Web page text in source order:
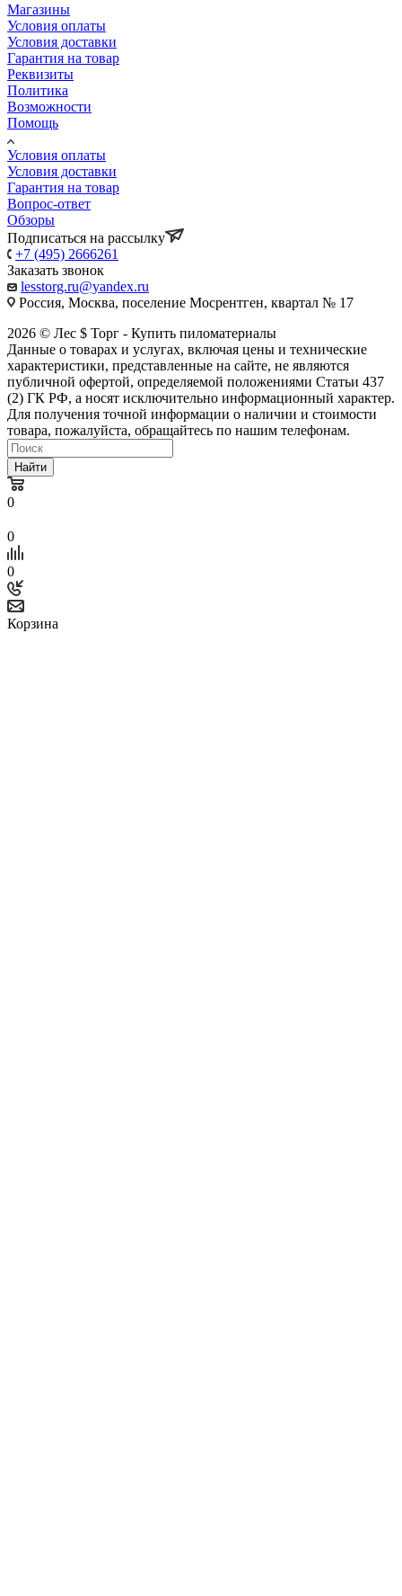
Магазины
Условия оплаты
Условия доставки
Гарантия на товар
Реквизиты
Политика
Возможности
Помощь
Условия оплаты
Условия доставки
Гарантия на товар
Вопрос-ответ
Обзоры
Подписаться на рассылку
+7 (495) 2666261
Заказать звонок
lesstorg.ru@yandex.ru
Россия, Москва, поселение Мосрентген, квартал № 17
2026 © Лес $ Торг - Купить пиломатериалы
Данные о товарах и услугах, включая цены и технические
характеристики, представленные на сайте, не являются
публичной офертой, определяемой положениями Статьи 437
(2) ГК РФ, а носят исключительно информационный характер.
Для получения точной информации о наличии и стоимости
товара, пожалуйста, обращайтесь по нашим телефонам.
Найти
0
0
0
Корзина